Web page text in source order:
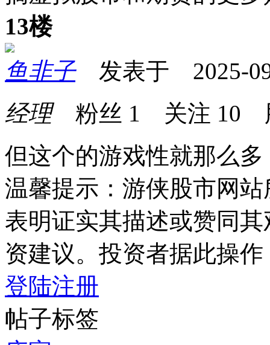
13楼
鱼非子发表于 2025-
经理粉丝 1 关注 10
但这个的游戏性就那么
温馨提示：游侠股市网
表明证实其描述或赞同
资建议。投资者据此操
登陆注册
帖子标签